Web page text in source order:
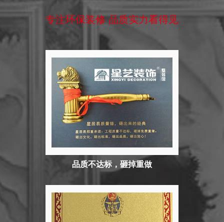
专注环保装修 品质实力看得见
品质不达标，砸掉重做